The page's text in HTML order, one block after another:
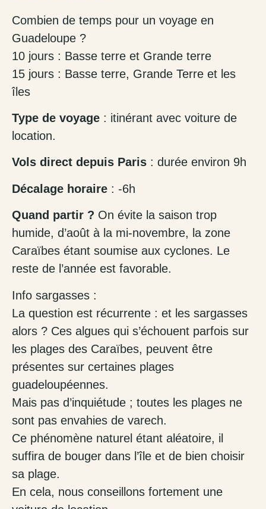
Combien de temps pour un voyage en
Guadeloupe ?
10 jours : Basse terre et Grande terre
15 jours : Basse terre, Grande Terre et les
îles
Type de voyage : itinérant avec voiture de
location.
Vols direct depuis Paris : durée environ 9h
Décalage horaire : -6h
Quand partir ? On évite la saison trop
humide, d’août à la mi-novembre, la zone
Caraïbes étant soumise aux cyclones. Le
reste de l’année est favorable.
Info sargasses :
La question est récurrente : et les sargasses
alors ? Ces algues qui s’échouent parfois sur
les plages des Caraïbes, peuvent être
présentes sur certaines plages
guadeloupéennes.
Mais pas d’inquiétude ; toutes les plages ne
sont pas envahies de varech.
Ce phénomène naturel étant aléatoire, il
suffira de bouger dans l’île et de bien choisir
sa plage.
En cela, nous conseillons fortement une